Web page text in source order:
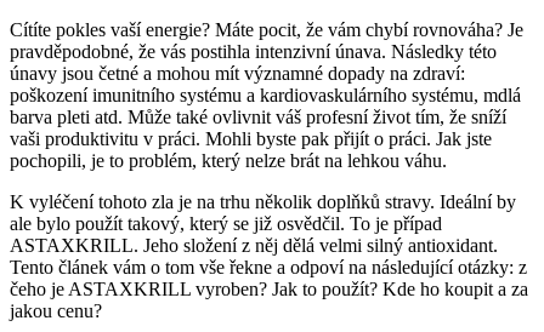
Cítíte pokles vaší energie? Máte pocit, že vám chybí rovnováha? Je
pravděpodobné, že vás postihla intenzivní únava. Následky této
únavy jsou četné a mohou mít významné dopady na zdraví:
poškození imunitního systému a kardiovaskulárního systému, mdlá
barva pleti atd. Může také ovlivnit váš profesní život tím, že sníží
vaši produktivitu v práci. Mohli byste pak přijít o práci. Jak jste
pochopili, je to problém, který nelze brát na lehkou váhu.
K vyléčení tohoto zla je na trhu několik doplňků stravy. Ideální by
ale bylo použít takový, který se již osvědčil. To je případ
ASTAXKRILL. Jeho složení z něj dělá velmi silný antioxidant.
Tento článek vám o tom vše řekne a odpoví na následující otázky: z
čeho je ASTAXKRILL vyroben? Jak to použít? Kde ho koupit a za
jakou cenu?